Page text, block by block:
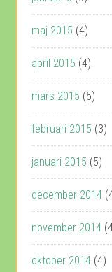
maj 2015 (4)
april 2015 (4)
mars 2015 (5)
februari 2015 (3)
januari 2015 (5)
december 2014
november 2014
oktober 2014 (4)